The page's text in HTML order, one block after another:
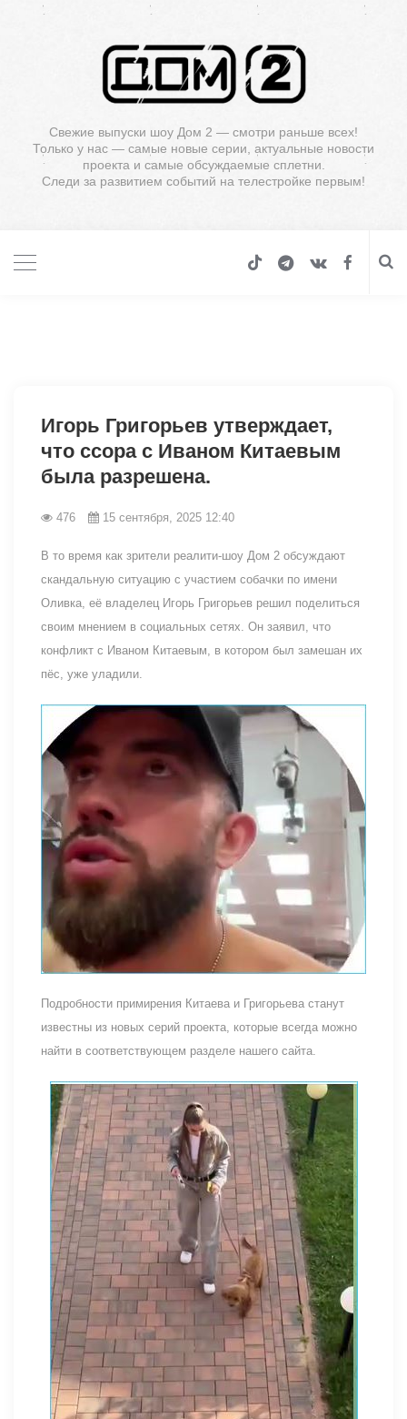
Свежие выпуски шоу Дом 2 — смотри раньше всех!
Только у нас — самые новые серии, актуальные новости
проекта и самые обсуждаемые сплетни.
Следи за развитием событий на телестройке первым!
Игорь Григорьев утверждает,
что ссора с Иваном Китаевым
была разрешена.
476 15 сентября, 2025 12:40
В то время как зрители реалити-шоу Дом 2 обсуждают
скандальную ситуацию с участием собачки по имени
Оливка, её владелец Игорь Григорьев решил поделиться
своим мнением в социальных сетях. Он заявил, что
конфликт с Иваном Китаевым, в котором был замешан их
пёс, уже уладили.
Подробности примирения Китаева и Григорьева станут
известны из новых серий проекта, которые всегда можно
найти в соответствующем разделе нашего сайта.